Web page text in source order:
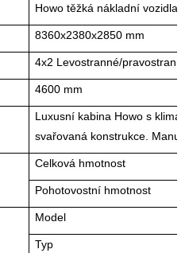
Howo těžká nákladní vozidla
8360x2380x2850 mm
4x2 Levostranné/
4600 mm
Luxusní kabina Howo s
svařovaná konstrukce.
Celková hmotnost
Pohotovostní hmotnost
Model
Typ